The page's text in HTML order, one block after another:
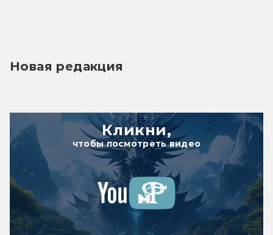
Новая редакция
Кликни,
чтобы посмотреть видео